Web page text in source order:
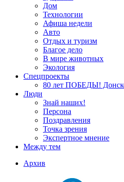
Дом
Технологии
Афиша недели
Авто
Отдых и туризм
Благое дело
В мире животных
Экология
Спецпроекты
80 лет ПОБЕДЫ!
Люди
Знай наших!
Персона
Поздравления
Точка зрения
Экспертное мнение
Между тем
Архив